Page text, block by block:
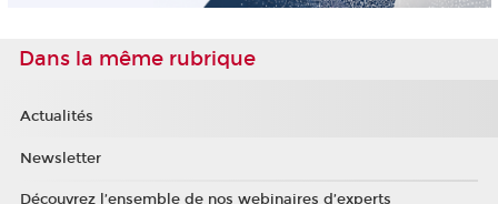
Dans la même rubrique
Actualités
Newsletter
Découvrez l’ensemble de nos webinaires d’experts